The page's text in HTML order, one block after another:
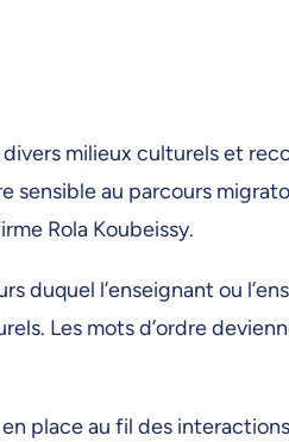
milieux culturels et
sensible au parcours
Rola Koubeissy.
duquel l’enseignant ou
Les mots d’ordre
place au fil des